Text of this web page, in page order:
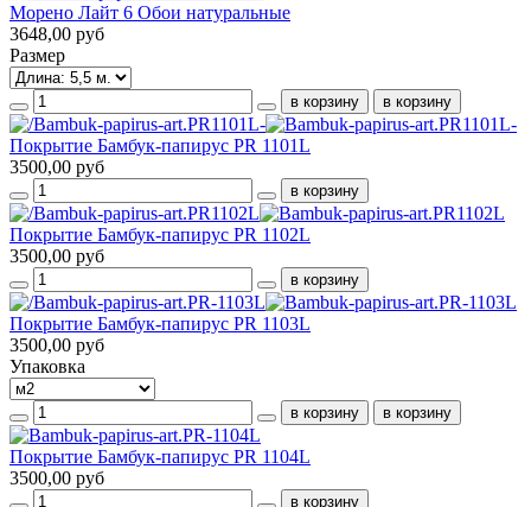
Морено Лайт 6 Обои натуральные
3648,00 руб
Размер
Покрытие Бамбук-папирус PR 1101L
3500,00 руб
Покрытие Бамбук-папирус PR 1102L
3500,00 руб
Покрытие Бамбук-папирус PR 1103L
3500,00 руб
Упаковка
Покрытие Бамбук-папирус PR 1104L
3500,00 руб